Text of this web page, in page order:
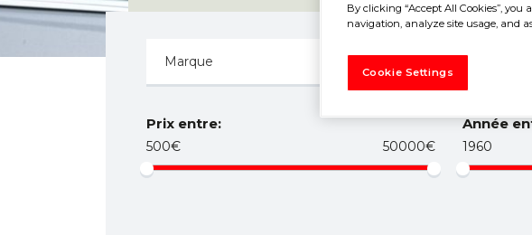
Prix entre:
500€ 50000€
Année
1960
By clicking “Accept All Cookies”,
navigation, analyze site usage, and
Cookie Settings